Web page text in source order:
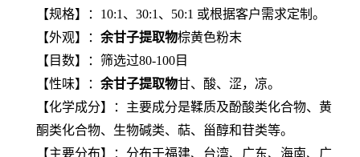
【规格】：10:1、30:1、50:1 或根据客户需求定制。
【外观】： 余甘子提取物棕黄色粉末
【目数】：筛选过80-100目
【性味】： 余甘子提取物甘、酸、涩，凉。
【化学成分】：主要成分是鞣质及酚酸类化合物、黄
酮类化合物、生物碱类、萜、甾醇和苷类等。
【主要分布】：分布于福建、台湾、广东、海南、广